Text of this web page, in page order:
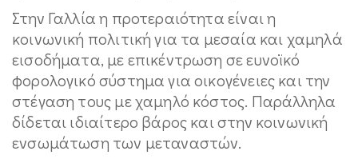
Στην Γαλλία η προτεραιότητα είναι η
κοινωνική πολιτική για τα μεσαία και χαμηλά
εισοδήματα, με επικέντρωση σε ευνοϊκό
φορολογικό σύστημα για οικογένειες και την
στέγαση τους με χαμηλό κόστος. Παράλληλα
δίδεται ιδιαίτερο βάρος και στην κοινωνική
ενσωμάτωση των μεταναστών.